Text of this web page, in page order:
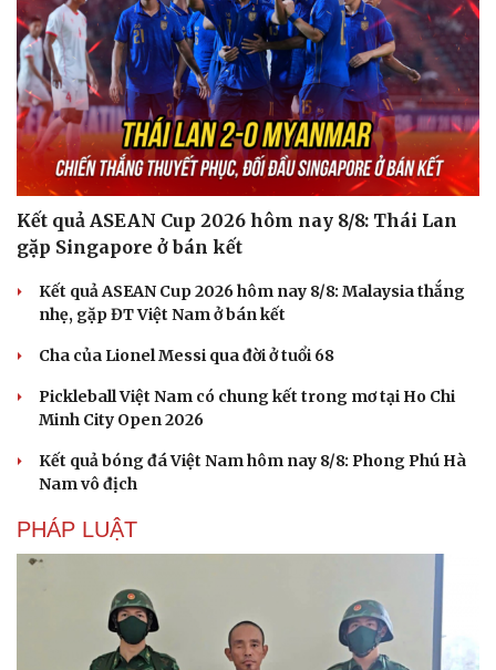
Kết quả ASEAN Cup 2026 hôm nay 8/8: Thái Lan
gặp Singapore ở bán kết
Kết quả ASEAN Cup 2026 hôm nay 8/8: Malaysia thắng
nhẹ, gặp ĐT Việt Nam ở bán kết
Cha của Lionel Messi qua đời ở tuổi 68
Pickleball Việt Nam có chung kết trong mơ tại Ho Chi
Minh City Open 2026
Kết quả bóng đá Việt Nam hôm nay 8/8: Phong Phú Hà
Nam vô địch
PHÁP LUẬT